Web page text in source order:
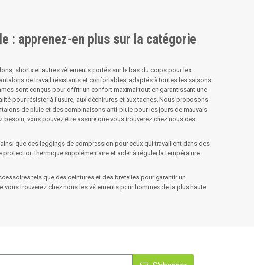
: apprenez-en plus sur la catégorie
shorts et autres vêtements portés sur le bas du corps pour les
de travail résistants et confortables, adaptés à toutes les saisons
sont conçus pour offrir un confort maximal tout en garantissant une
pour résister à l'usure, aux déchirures et aux taches. Nous proposons
de pluie et des combinaisons anti-pluie pour les jours de mauvais
vous pouvez être assuré que vous trouverez chez nous des
que des leggings de compression pour ceux qui travaillent dans des
thermique supplémentaire et aider à réguler la température
tels que des ceintures et des bretelles pour garantir un
trouverez chez nous les vêtements pour hommes de la plus haute